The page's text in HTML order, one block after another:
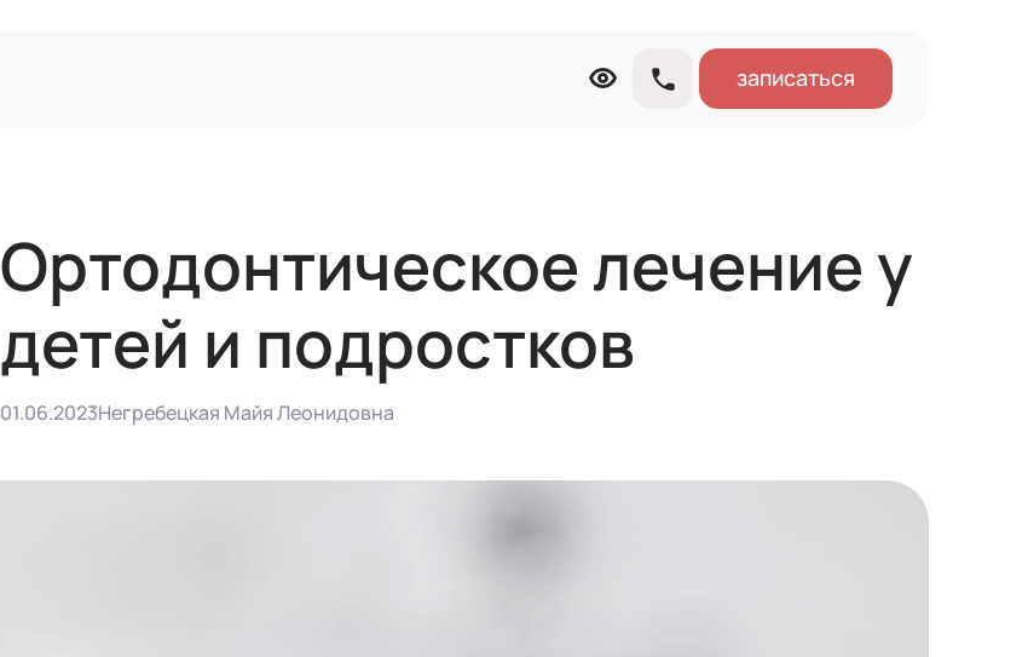
записаться
Ортодонтическое лечение у
детей и подростков
01.06.2023Негребецкая Майя Леонидовна